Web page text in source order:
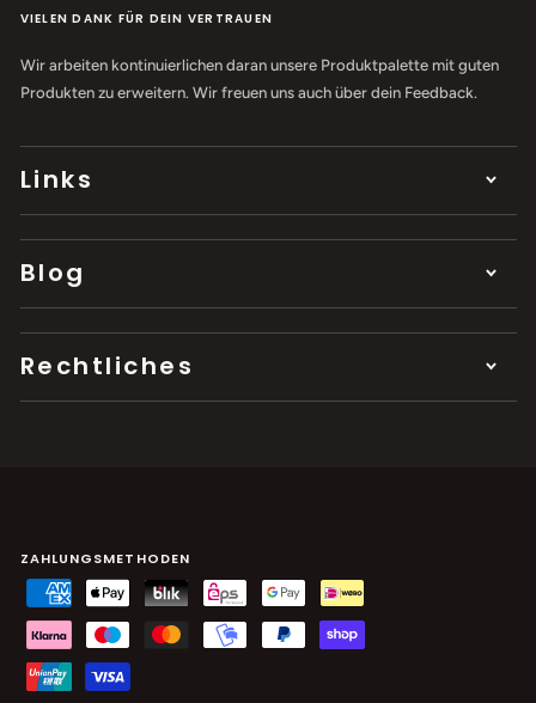
VIELEN DANK FÜR DEIN VERTRAUEN
Wir arbeiten kontinuierlichen daran unsere Produktpalette mit guten
Produkten zu erweitern. Wir freuen uns auch über dein Feedback.
Links
Blog
Rechtliches
ZAHLUNGSMETHODEN